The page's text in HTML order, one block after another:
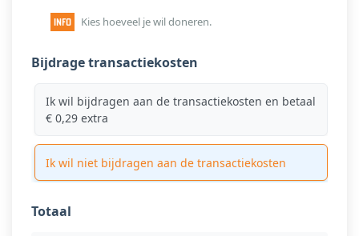
Kies hoeveel je wil doneren.
Bijdrage transactiekosten
Ik wil bijdragen aan de transactiekosten en betaal
€ 0,29 extra
Ik wil niet bijdragen aan de transactiekosten
Totaal